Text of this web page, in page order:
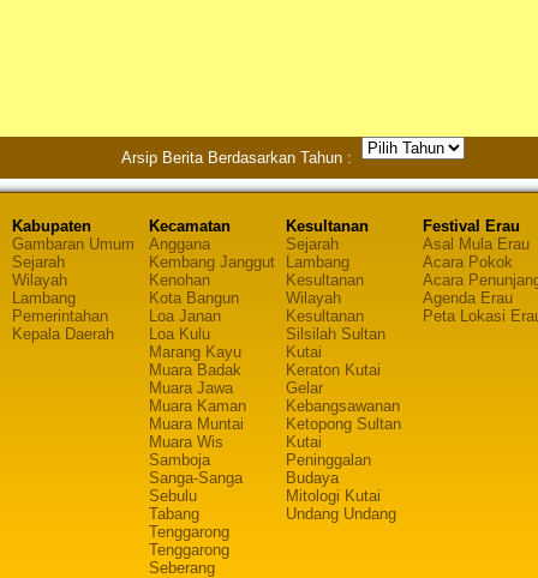
Arsip Berita Berdasarkan Tahun :
Kabupaten
Gambaran Umum
Sejarah
Wilayah
Lambang
Pemerintahan
Kepala Daerah
Kecamatan
Anggana
Kembang Janggut
Kenohan
Kota Bangun
Loa Janan
Loa Kulu
Marang Kayu
Muara Badak
Muara Jawa
Muara Kaman
Muara Muntai
Muara Wis
Samboja
Sanga-Sanga
Sebulu
Tabang
Tenggarong
Tenggarong
Seberang
Kesultanan
Sejarah
Lambang
Kesultanan
Wilayah
Kesultanan
Silsilah Sultan
Kutai
Keraton Kutai
Gelar
Kebangsawanan
Ketopong Sultan
Kutai
Peninggalan
Budaya
Mitologi Kutai
Undang Undang
Festival Erau
Asal Mula Erau
Acara Pokok
Acara
Agenda Erau
Peta Lokasi